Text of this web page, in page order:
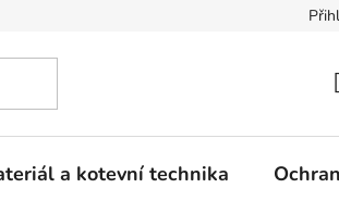
a kotevní technika